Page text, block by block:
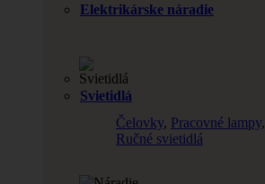
Elektrikárske náradie
Svietidlá
Čelovky, Pracovné lampy,
Ručné svietidlá